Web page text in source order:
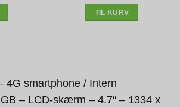
TIL KURV
4G smartphone / Intern
– LCD-skærm – 4.7″ – 1334 x